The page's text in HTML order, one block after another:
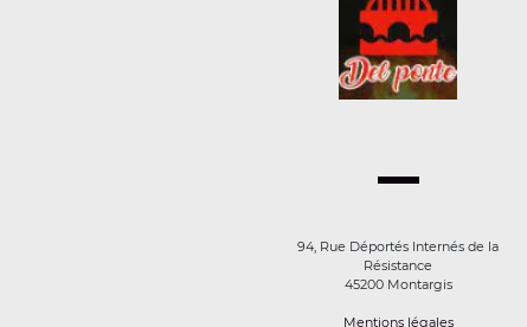
94, Rue Déportés Internés de la
Résistance
45200 Montargis
Mentions légales